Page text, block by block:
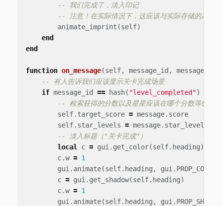
-- 我们完成了，淡入印记
-- 注意！在实际情况下，这应该与实际存储的高分
animate_imprint (self)
end
end
function on_message(self, message_id , message
-- 有人告诉我们应该显示关卡完成场景
if message_id == hash( "level_completed")
-- 检索获得的分数以及星星应该在哪个分数等级显示
self. target_score = message. score
self. star_levels = message. star_levels
-- 淡入标题（"关卡完成"）
local
c = gui . get_color(self. heading)
c.w = 1
gui . animate(self. heading , gui . PROP_COLOR
c = gui . get_shadow(self. heading)
c.w = 1
gui . animate(self. heading , gui . PROP_SHADOW